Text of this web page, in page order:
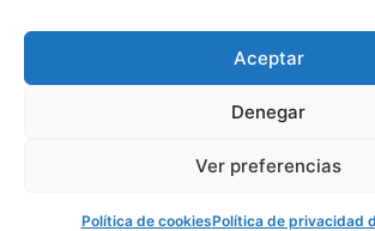
Aceptar
Denegar
Ver preferencias
Política de cookiesPolítica de privacidad